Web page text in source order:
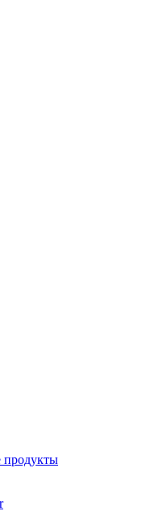
продукты